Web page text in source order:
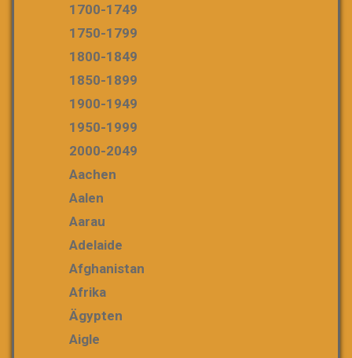
1700-1749
1750-1799
1800-1849
1850-1899
1900-1949
1950-1999
2000-2049
Aachen
Aalen
Aarau
Adelaide
Afghanistan
Afrika
Ägypten
Aigle